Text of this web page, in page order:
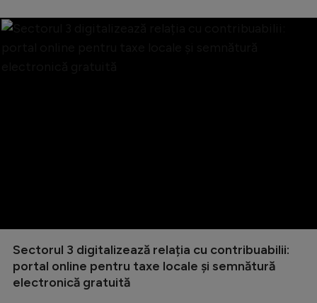
Sectorul 3 digitalizează relația cu contribuabilii:
portal online pentru taxe locale și semnătură
electronică gratuită